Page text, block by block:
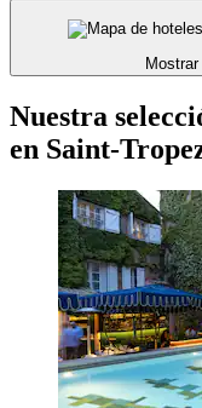
Nuestra
en Saint-